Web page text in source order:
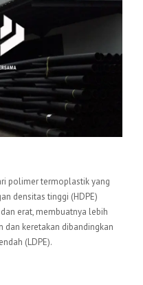
polimer termoplastik yang
densitas tinggi (HDPE)
erat, membuatnya lebih
dan keretakan dibandingkan
(LDPE).